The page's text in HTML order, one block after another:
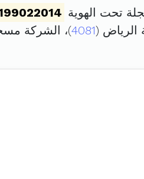
تحت الهوية
الرياض (4081)، الشركة